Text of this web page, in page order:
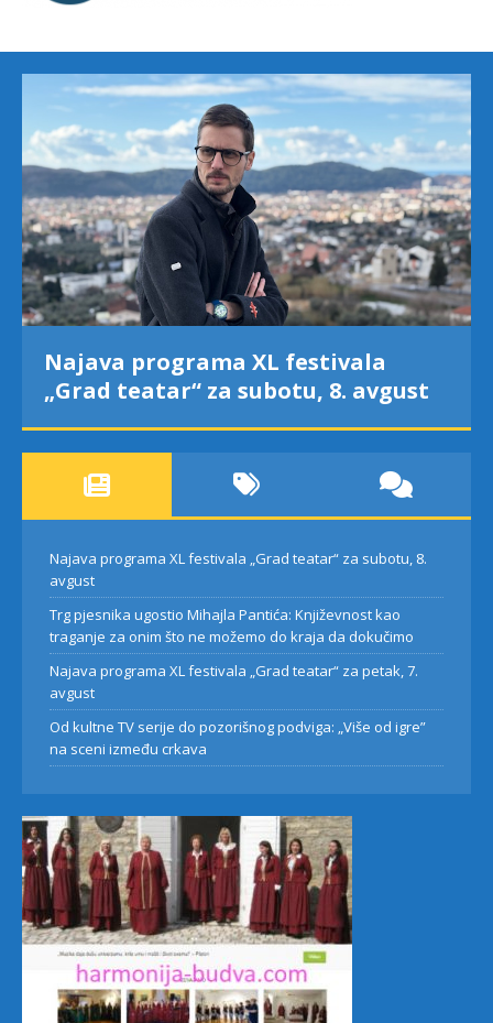
Najava programa XL festivala
„Grad teatar“ za subotu, 8. avgust
Najava programa XL festivala „Grad teatar“ za subotu, 8.
avgust
Trg pjesnika ugostio Mihajla Pantića: Književnost kao
traganje za onim što ne možemo do kraja da dokučimo
Najava programa XL festivala „Grad teatar“ za petak, 7.
avgust
Od kultne TV serije do pozorišnog podviga: „Više od igre”
na sceni između crkava